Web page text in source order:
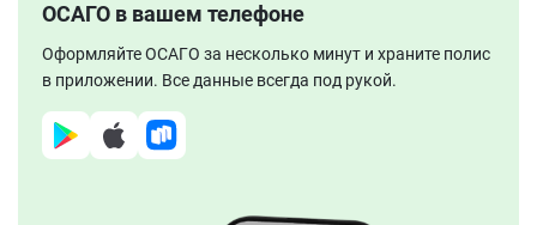
ОСАГО в вашем телефоне
Оформляйте ОСАГО за несколько минут и храните полис
в приложении. Все данные всегда под рукой.